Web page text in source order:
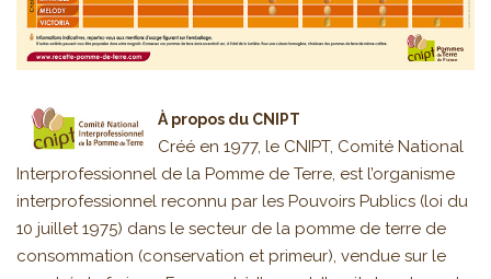
À propos du CNIPT
Créé en 1977, le CNIPT, Comité National
Interprofessionnel de la Pomme de Terre, est l’organisme
interprofessionnel reconnu par les Pouvoirs Publics (loi du
10 juillet 1975) dans le secteur de la pomme de terre de
consommation (conservation et primeur), vendue sur le